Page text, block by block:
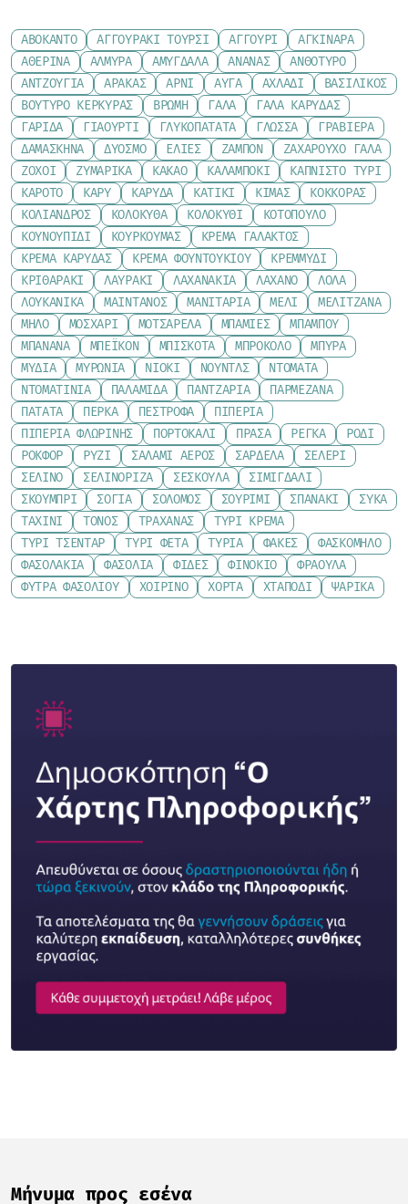
ΑΒΟΚΆΝΤΟ ΑΓΓΟΥΡΆΚΙ ΤΟΥΡΣΊ ΑΓΓΟΎΡΙ
ΑΓΚΙΝΆΡΑ
ΑΘΕΡΊΝΑ
ΑΛΜΎΡΑ ΑΜΎΓΔΑΛΑ ΑΝΑΝΆΣ
ΑΝΘΌΤΥΡΟ
ΑΝΤΖΟΎΓΙΑ
ΑΡΑΚΆΣ ΑΡΝΊ ΑΥΓΆ ΑΧΛΆΔΙ
ΒΑΣΙΛΙΚΌΣ
ΒΟΎΤΥΡΟ ΚΕΡΚΎΡΑΣ
ΒΡΏΜΗ ΓΆΛΑ
ΓΆΛΑ ΚΑΡΎΔΑΣ
ΓΑΡΊΔΑ
ΓΙΑΟΎΡΤΙ ΓΛΥΚΟΠΑΤΆΤΑ ΓΛΏΣΣΑ
ΓΡΑΒΙΈΡΑ
ΔΑΜΆΣΚΗΝΑ
ΔΥΌΣΜΟ ΕΛΙΈΣ ΖΑΜΠΌΝ
ΖΑΧΑΡΟΎΧΟ ΓΆΛΑ
ΖΟΧΟΊ
ΖΥΜΑΡΙΚΆ ΚΑΚΆΟ ΚΑΛΑΜΠΌΚΙ
ΚΑΠΝΙΣΤΌ ΤΥΡΊ
ΚΑΡΌΤΟ
ΚΆΡΥ ΚΑΡΎΔΑ ΚΑΤΊΚΙ ΚΙΜΆΣ
ΚΌΚΚΟΡΑΣ
ΚΌΛΙΑΝΔΡΟΣ
ΚΟΛΟΚΎΘΑ ΚΟΛΟΚΎΘΙ
ΚΟΤΌΠΟΥΛΟ
ΚΟΥΝΟΥΠΊΔΙ
ΚΟΥΡΚΟΥΜΆΣ
ΚΡΈΜΑ ΓΆΛΑΚΤΟΣ
ΚΡΈΜΑ ΚΑΡΎΔΑΣ
ΚΡΈΜΑ ΦΟΥΝΤΟΥΚΙΟΎ
ΚΡΕΜΜΎΔΙ
ΚΡΙΘΑΡΆΚΙ
ΛΑΥΡΆΚΙ ΛΑΧΑΝΆΚΙΑ ΛΆΧΑΝΟ
ΛΌΛΑ
ΛΟΥΚΆΝΙΚΑ
ΜΑΙΝΤΑΝΌΣ ΜΑΝΙΤΆΡΙΑ ΜΈΛΙ
ΜΕΛΙΤΖΆΝΑ
ΜΉΛΟ
ΜΟΣΧΆΡΙ ΜΟΤΣΑΡΈΛΑ ΜΠΆΜΙΕΣ
ΜΠΑΜΠΟΎ
ΜΠΑΝΆΝΑ
ΜΠΈΙΚΟΝ ΜΠΙΣΚΌΤΑ ΜΠΡΌΚΟΛΟ
ΜΠΎΡΑ
ΜΎΔΙΑ
ΜΥΡΏΝΙΑ ΝΙΌΚΙ ΝΟΎΝΤΛΣ
ΝΤΟΜΆΤΑ
ΝΤΟΜΑΤΊΝΙΑ
ΠΑΛΑΜΊΔΑ ΠΑΝΤΖΆΡΙΑ
ΠΑΡΜΕΖΆΝΑ
ΠΑΤΆΤΑ
ΠΈΡΚΑ ΠΈΣΤΡΟΦΑ
ΠΙΠΕΡΙΆ
ΠΙΠΕΡΙΆ ΦΛΩΡΊΝΗΣ
ΠΟΡΤΟΚΆΛΙ ΠΡΆΣΑ ΡΈΓΚΑ
ΡΌΔΙ
ΡΟΚΦΌΡ
ΡΎΖΙ ΣΑΛΆΜΙ ΑΈΡΟΣ ΣΑΡΔΈΛΑ
ΣΈΛΕΡΙ
ΣΈΛΙΝΟ
ΣΕΛΙΝΌΡΙΖΑ ΣΈΣΚΟΥΛΑ
ΣΙΜΙΓΔΆΛΙ
ΣΚΟΥΜΠΡΊ
ΣΌΓΙΑ ΣΟΛΟΜΌΣ ΣΟΥΡΊΜΙ ΣΠΑΝΆΚΙ
ΣΎΚΑ
ΤΑΧΊΝΙ
ΤΌΝΟΣ ΤΡΑΧΑΝΆΣ
ΤΥΡΊ ΚΡΈΜΑ
ΤΥΡΊ ΤΣΈΝΤΑΡ
ΤΥΡΊ ΦΈΤΑ ΤΥΡΙΆ ΦΑΚΈΣ
ΦΑΣΚΌΜΗΛΟ
ΦΑΣΟΛΆΚΙΑ
ΦΑΣΌΛΙΑ ΦΙΔΈΣ ΦΙΝΌΚΙΟ
ΦΡΆΟΥΛΑ
ΦΎΤΡΑ ΦΑΣΟΛΙΟΎ
ΧΟΙΡΙΝΌ ΧΌΡΤΑ ΧΤΑΠΌΔΙ ΨΑΡΙΚΆ
Mήνυμα προς εσένα